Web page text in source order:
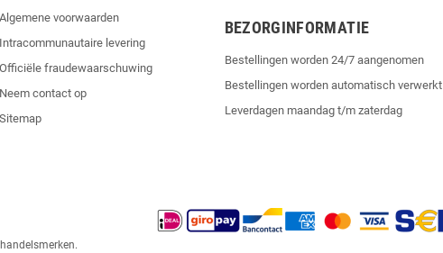
Algemene voorwaarden
Intracommunautaire levering
Officiële fraudewaarschuwing
Neem contact op
Sitemap
BEZORGINFORMATIE
Bestellingen worden 24/7 aangenomen
Bestellingen worden automatisch verwerkt
Leverdagen maandag t/m zaterdag